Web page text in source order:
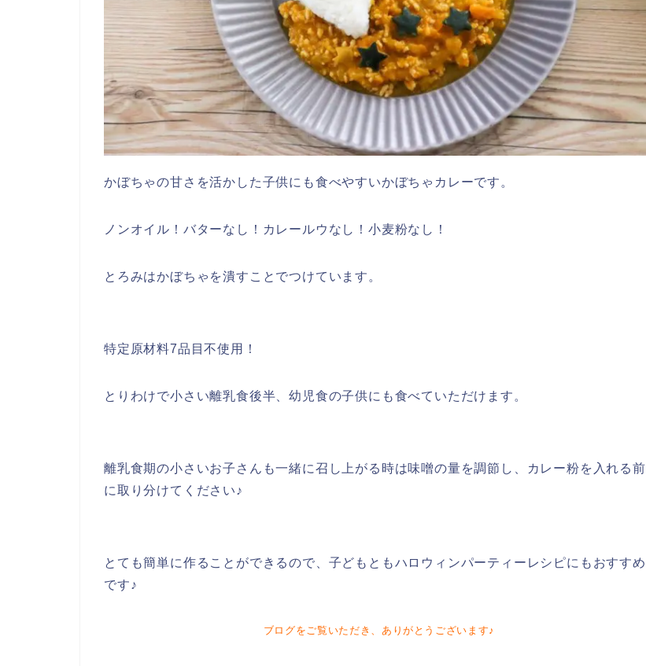
かぼちゃの甘さを活かした子供にも食べやすいかぼちゃカレーです。
ノンオイル！バターなし！カレールウなし！小麦粉なし！
とろみはかぼちゃを潰すことでつけています。
特定原材料7品目不使用！
とりわけで小さい離乳食後半、幼児食の子供にも食べていただけます。
離乳食期の小さいお子さんも一緒に召し上がる時は味噌の量を調節し、カレー粉を入れる前
に取り分けてください♪
とても簡単に作ることができるので、子どもともハロウィンパーティーレシピにもおすすめ
です♪
ブログをご覧いただき、ありがとうございます♪